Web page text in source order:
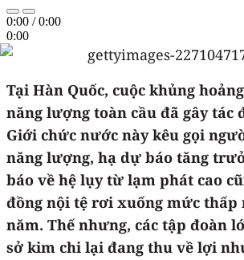
0:00 /0:00
0:00
Tại Hàn Quốc, cuộc khủng
năng lượng toàn cầu đã gây tác
Giới chức nước này kêu gọi
năng lượng, hạ dự báo tăng
báo về hệ lụy từ lạm phát cao
đồng nội tệ rơi xuống mức thấp
năm. Thế nhưng, các tập đoàn
sở kim chi lại đang thu về lợi